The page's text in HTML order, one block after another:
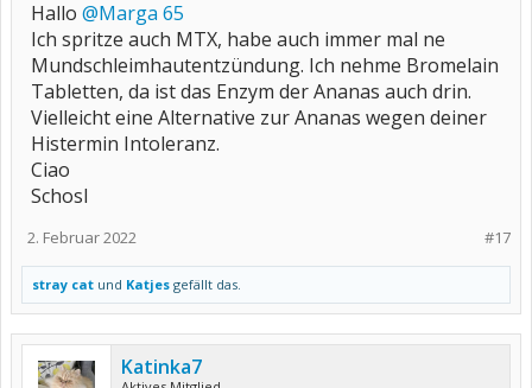
Hallo @Marga 65
Ich spritze auch MTX, habe auch immer mal ne
Mundschleimhautentzündung. Ich nehme Bromelain
Tabletten, da ist das Enzym der Ananas auch drin.
Vielleicht eine Alternative zur Ananas wegen deiner
Histermin Intoleranz.
Ciao
Schosl
#17
2. Februar 2022
stray cat und Katjes gefällt das.
Katinka7